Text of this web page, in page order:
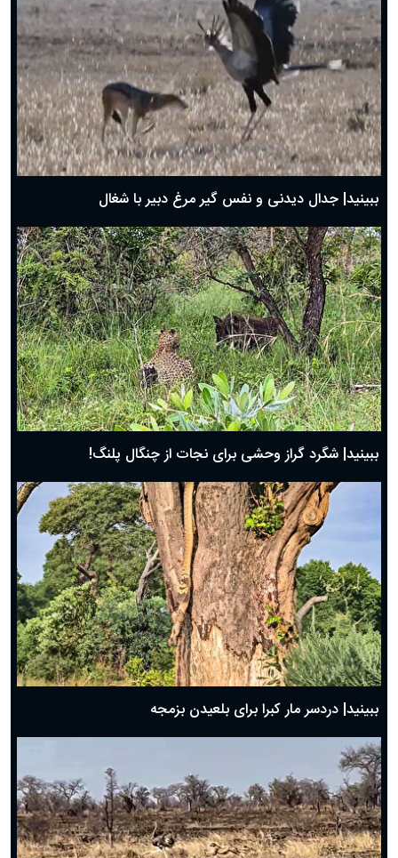
دعای روز پنجم ماه رمضان؛ ۴ اسفند ۱۴۰۴
دعای روز چهارم ماه مبارک رمضان؛ ۳ اسفند ۱۴۰۴
دعای روز سوم ماه مبارک رمضان؛ ۱۴ اسفند ۱۴۰۴
دعای روز دوم ماه مبارک رمضان ۱ اسفند ماه ۱۴۰۴
دعای روز اول ماه مبارک رمضان، ۳۰ بهمن ۱۴۰۴
حضرت زینب(س) چگونه از دنیا رفت؟
بهترین پیامک تبریک روز پدر ۱۴۰۴؛ جملات زیبا و صمیمانه
ببینید| جدال دیدنی و نفس گیر مرغ دبیر با شغال
ببینید| شگرد گراز وحشی برای نجات از چنگال پلنگ!
ببینید| دردسر مار کبرا برای بلعیدن بزمجه